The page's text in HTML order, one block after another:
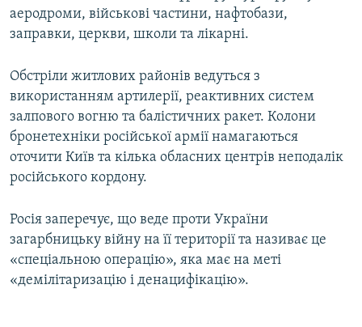
аеродроми, військові частини, нафтобази,
заправки, церкви, школи та лікарні.
Обстріли житлових районів ведуться з
використанням артилерії, реактивних систем
залпового вогню та балістичних ракет. Колони
бронетехніки російської армії намагаються
оточити Київ та кілька обласних центрів неподалік
російського кордону.
Росія заперечує, що веде проти України
загарбницьку війну на її території та називає це
«спеціальною операцію», яка має на меті
«демілітаризацію і денацифікацію».